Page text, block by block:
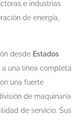
e industrias
de energía,
desde Estados
a una línea completa
una fuerte
de maquinaria
de servicio. Sus